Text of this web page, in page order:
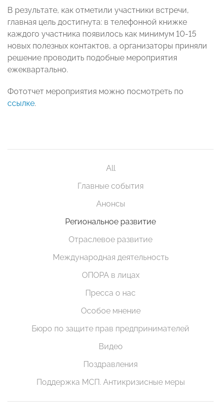
В результате, как отметили участники встречи,
главная цель достигнута: в телефонной книжке
каждого участника появилось как минимум 10-15
новых полезных контактов, а организаторы приняли
решение проводить подобные мероприятия
ежеквартально.
Фототчет мероприятия можно посмотреть по
ссылке.
All
Главные события
Анонсы
Региональное развитие
Отраслевое развитие
Международная деятельность
ОПОРА в лицах
Пресса о нас
Особое мнение
Бюро по защите прав предпринимателей
Видео
Поздравления
Поддержка МСП. Антикризисные меры